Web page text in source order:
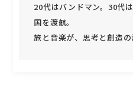
20代はバンドマン。30代
国を渡航。
旅と音楽が、思考と創造の